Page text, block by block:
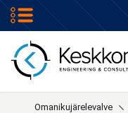
Omanikujärelevalve